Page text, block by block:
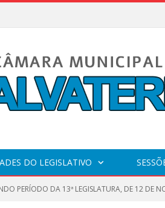
DO LEGISLATIVO
PERÍODO DA 13ª LEGISLATURA, DE 12 DE